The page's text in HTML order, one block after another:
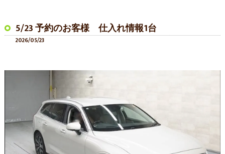
5/23 予約のお客様 仕入れ情報1台
2026/05/23